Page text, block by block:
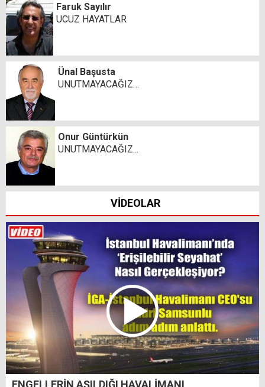
Faruk Sayılır
UCUZ HAYATLAR
Ünal Başusta
UNUTMAYACAĞIZ…
Onur Güntürkün
UNUTMAYACAĞIZ...
VİDEOLAR
ENGELLERİN AŞILDIĞI HAVALİMANI